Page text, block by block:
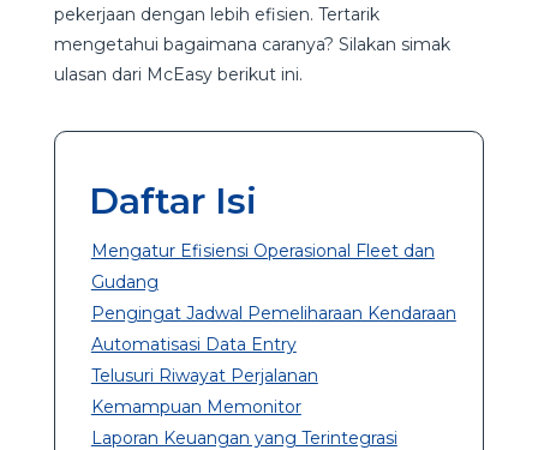
pekerjaan dengan lebih efisien. Tertarik
mengetahui bagaimana caranya? Silakan simak
ulasan dari McEasy berikut ini.
Daftar Isi
Mengatur Efisiensi Operasional Fleet dan
Gudang
Pengingat Jadwal Pemeliharaan Kendaraan
Automatisasi Data Entry
Telusuri Riwayat Perjalanan
Kemampuan Memonitor
Laporan Keuangan yang Terintegrasi